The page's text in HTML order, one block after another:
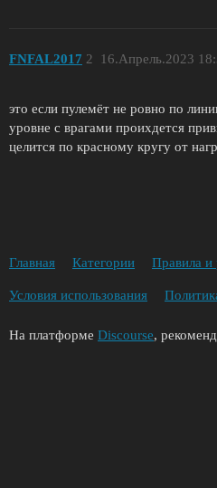
FNFAL2017 16.Апрель.2023
2
это если пулемёт не ровно по
уровне с врагами проихдется
целится по красному кругу от
Главная Категории Правила и
Условия использования
На платформе Discourse,